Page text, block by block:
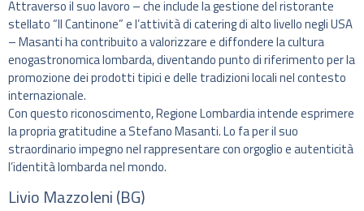
Attraverso il suo lavoro – che include la gestione del ristorante
stellato “Il Cantinone” e l’attività di catering di alto livello negli USA
– Masanti ha contribuito a valorizzare e diffondere la cultura
enogastronomica lombarda, diventando punto di riferimento per la
promozione dei prodotti tipici e delle tradizioni locali nel contesto
internazionale.
Con questo riconoscimento, Regione Lombardia intende esprimere
la propria gratitudine a Stefano Masanti. Lo fa per il suo
straordinario impegno nel rappresentare con orgoglio e autenticità
l’identità lombarda nel mondo.
Livio Mazzoleni (BG)